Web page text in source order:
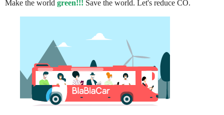
Make the world green!!! Save the world. Let's reduce CO.